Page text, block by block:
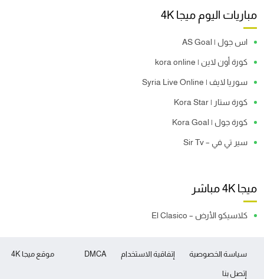
مباريات اليوم ميجا 4K
اس جول | AS Goal
كورة أون لاين | kora online
سوريا لايف | Syria Live Online
كورة ستار | Kora Star
كورة جول | Kora Goal
سير تي في – Sir Tv
ميجا 4K مباشر
كلاسيكو الأرض – El Clasico
موقع ميجا 4K سياسة الخصوصية إتفاقية الاستخدام DMCA
إتصل بنا